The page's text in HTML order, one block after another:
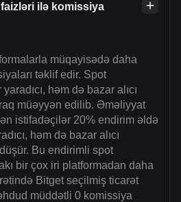
ilə komissiya
müqayisədə daha
təklif edir. Spot
həm də bazar alıcı
müəyyən edilib. Əməliyyat
istifadəçilər 20% endirim əldə
həm də bazar alıcı
Bu endirimli spot
bir çox iri platformadan daha
Bitget seçilmiş ticarət
müddətli 0 komissiya